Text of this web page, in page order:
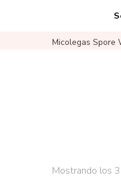
Micolegas Spore
Mostrando los